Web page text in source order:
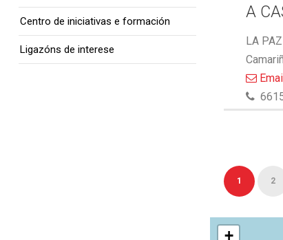
A
LA
1 2
+
Centro de iniciativas e formación
Ligazóns de interese